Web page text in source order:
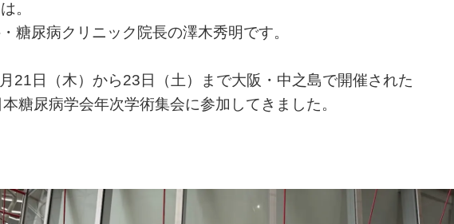
。
糖尿病クリニック院長の澤木秀明です。
21日（木）から23日（土）まで大阪・中之島で開催された
糖尿病学会年次学術集会に参加してきました。